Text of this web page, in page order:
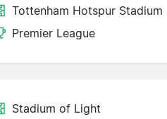
Tottenham Hotspur Stadium
Premier League
Stadium of Light